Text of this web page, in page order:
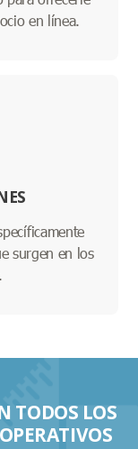
en línea.
surgen en los
TODOS LOS